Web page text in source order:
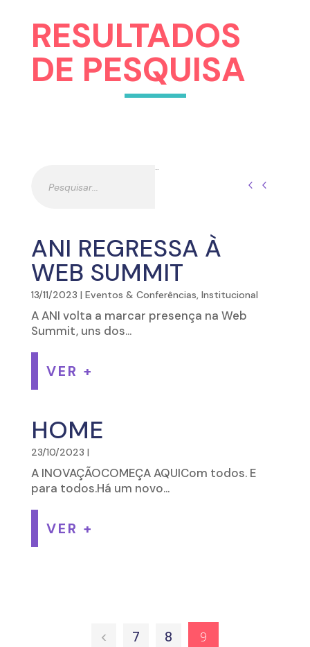
RESULTADOS
DE PESQUISA
ANI REGRESSA À
WEB SUMMIT
13/11/2023 | Eventos & Conferências, Institucional
A ANI volta a marcar presença na Web
Summit, uns dos...
VER +
HOME
23/10/2023 |
A INOVAÇÃOCOMEÇA AQUICom todos. E
para todos.Há um novo...
VER +
< 7 8 9